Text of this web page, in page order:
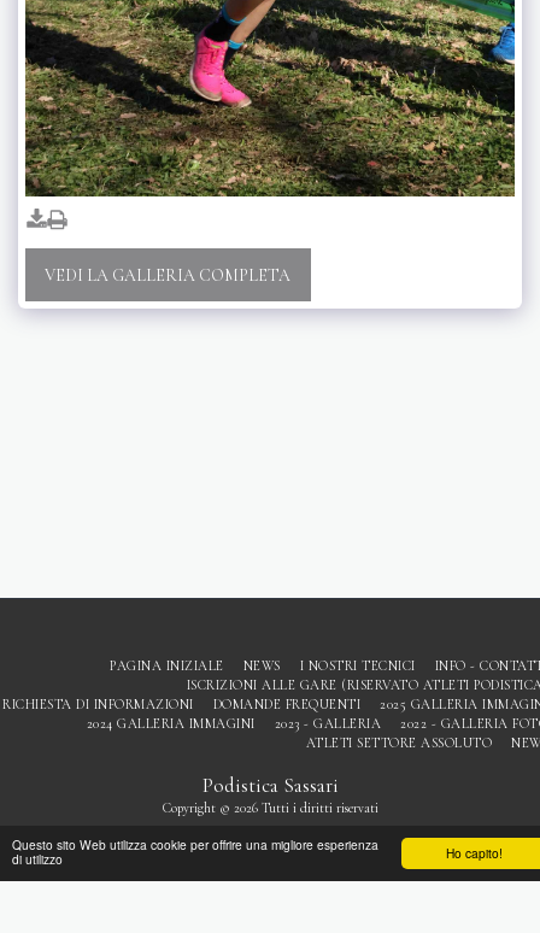
Ho capito!
Questo sito Web utilizza cookie per offrire una migliore esperienza
di utilizzo
VEDI LA GALLERIA COMPLETA
Podistica Sassari
Copyright © 2026 Tutti i diritti riservati
PAGINA INIZIALE NEWS I NOSTRI TECNICI
INFO -
ISCRIZIONI ALLE GARE (RISERVATO ATLETI
RICHIESTA DI INFORMAZIONI
DOMANDE FREQUENTI
2025 GALLERIA
2024 GALLERIA IMMAGINI
2023 - GALLERIA
2022 - GALLERIA
ATLETI SETTORE ASSOLUTO